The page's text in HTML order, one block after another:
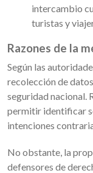
intercambio
turistas y
Razones de la
Según las
recolección de
seguridad nacional.
permitir identificar
intenciones
No obstante, la
defensores de